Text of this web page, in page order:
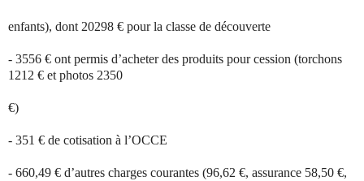
enfants), dont 20298 € pour la classe de découverte
- 3556 € ont permis d’acheter des produits pour cession (torchons
1212 € et photos 2350
€)
- 351 € de cotisation à l’OCCE
- 660,49 € d’autres charges courantes (96,62 €, assurance 58,50 €,